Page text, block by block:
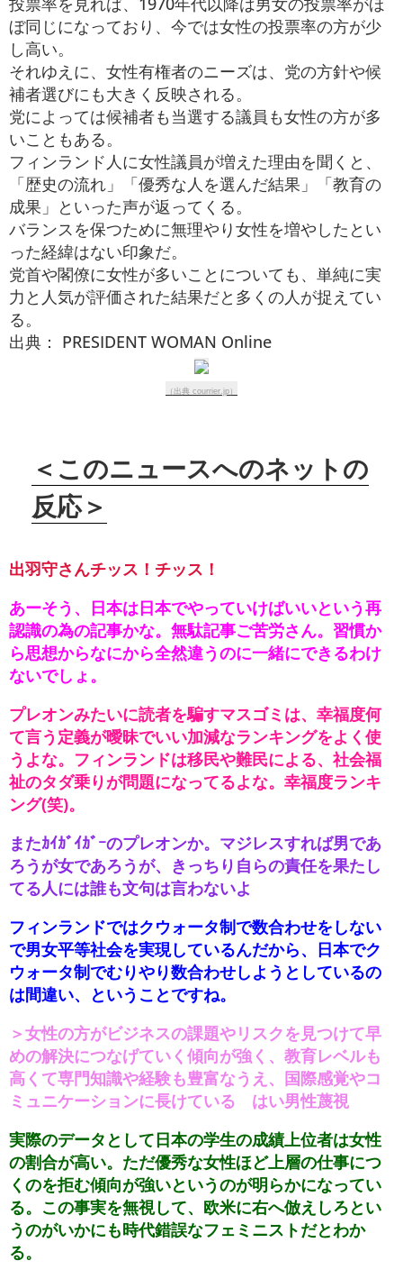
ぼ同じになっており、今では女性の投票率の方が少
し高い。
それゆえに、女性有権者のニーズは、党の方針や候
補者選びにも大きく反映される。
党によっては候補者も当選する議員も女性の方が多
いこともある。
フィンランド人に女性議員が増えた理由を聞くと、
「歴史の流れ」「優秀な人を選んだ結果」「教育の
成果」といった声が返ってくる。
バランスを保つために無理やり女性を増やしたとい
った経緯はない印象だ。
党首や閣僚に女性が多いことについても、単純に実
力と人気が評価された結果だと多くの人が捉えてい
る。
出典： PRESIDENT WOMAN Online
（出典 courrier.jp）
＜このニュースへのネットの
反応＞
出羽守さんチッス！チッス！
あーそう、日本は日本でやっていけばいいという再
認識の為の記事かな。無駄記事ご苦労さん。習慣か
ら思想からなにから全然違うのに一緒にできるわけ
ないでしょ。
プレオンみたいに読者を騙すマスゴミは、幸福度何
て言う定義が曖昧でいい加減なランキングをよく使
うよな。フィンランドは移民や難民による、社会福
祉のタダ乗りが問題になってるよな。幸福度ランキ
ング(笑)。
またｶｲｶﾞｲｶﾞｰのプレオンか。マジレスすれば男であ
ろうが女であろうが、きっちり自らの責任を果たし
てる人には誰も文句は言わないよ
フィンランドではクウォータ制で数合わせをしない
で男女平等社会を実現しているんだから、日本でク
ウォータ制でむりやり数合わせしようとしているの
は間違い、ということですね。
＞女性の方がビジネスの課題やリスクを見つけて早
めの解決につなげていく傾向が強く、教育レベルも
高くて専門知識や経験も豊富なうえ、国際感覚やコ
ミュニケーションに長けている はい男性蔑視
実際のデータとして日本の学生の成績上位者は女性
の割合が高い。ただ優秀な女性ほど上層の仕事につ
くのを拒む傾向が強いというのが明らかになってい
る。この事実を無視して、欧米に右へ倣えしろとい
うのがいかにも時代錯誤なフェミニストだとわか
る。